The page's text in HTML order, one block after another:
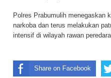
Polres Prabumulih menegaskan
narkoba dan terus melakukan
intensif di wilayah rawan
Share on Facebook